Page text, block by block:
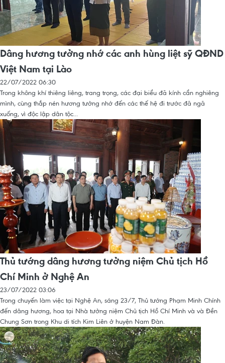
Dâng hương tưởng nhớ các anh hùng liệt sỹ QĐND
Việt Nam tại Lào
22/07/2022 06:30
Trong không khí thiêng liêng, trang trọng, các đại biểu đã kính cẩn nghiêng
mình, cùng thắp nén hương tưởng nhớ đến các thế hệ đi trước đã ngã
xuống, vì độc lập dân tộc...
Thủ tướng dâng hương tưởng niệm Chủ tịch Hồ
Chí Minh ở Nghệ An
23/07/2022 03:06
Trong chuyến làm việc tại Nghệ An, sáng 23/7, Thủ tướng Phạm Minh Chính
đến dâng hương, hoa tại Nhà tưởng niệm Chủ tịch Hồ Chí Minh và và Đền
Chung Sơn trong Khu di tích Kim Liên ở huyện Nam Đàn.